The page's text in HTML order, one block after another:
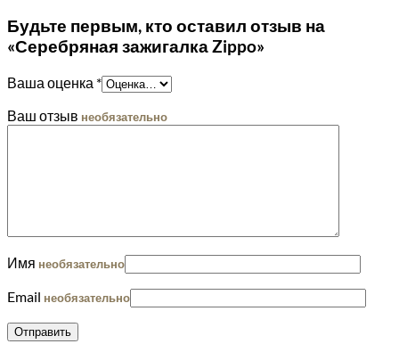
Будьте первым, кто оставил отзыв на
«Серебряная зажигалка Zippo»
Ваша оценка *
Ваш отзыв необязательно
Имя необязательно
Email необязательно